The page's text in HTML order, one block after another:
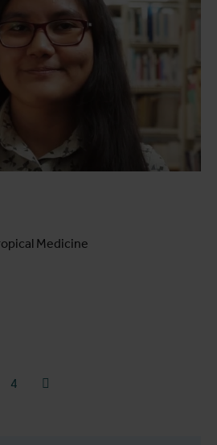
Medicine
4 Page suivante